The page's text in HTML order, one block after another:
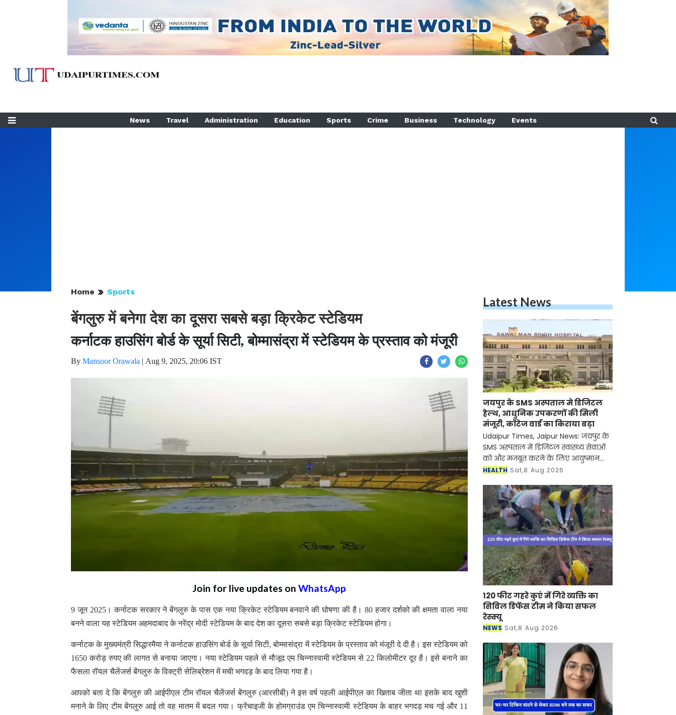
News Travel Administration Education Sports Crime Business Technology Events
Home Sports
बेंगलुरु में बनेगा देश का दूसरा सबसे बड़ा क्रिकेट स्टेडियम
कर्नाटक हाउसिंग बोर्ड के सूर्या सिटी, बोम्मासंद्रा में स्टेडियम के प्रस्ताव को मंजूरी
By Mansoor Orawala | Aug 9, 2025, 20:06 IST
Join for live updates on WhatsApp
9 जून 2025। कर्नाटक सरकार ने बेंगलुरु के पास एक नया क्रिकेट स्टेडियम बनवाने की घोषणा की है। 80 हजार दर्शको की क्षमता वाला नया
बनने वाला यह स्टेडियम अहमदाबाद के नरेंद्र मोदी स्टेडियम के बाद देश का दूसरा सबसे बड़ा क्रिकेट स्टेडियम होगा।
कर्नाटक के मुख्यमंत्री सिद्धारमैया ने कर्नाटक हाउसिंग बोर्ड के सूर्या सिटी, बोम्मासंद्रा में स्टेडियम के प्रस्ताव को मंजूरी दे दी है। इस स्टेडियम को
1650 करोड़ रुपए की लागत से बनाया जाएगा। नया स्टेडियम पहले से मौजूद एम चिन्नास्वामी स्टेडियम से 22 किलोमीटर दूर है। इसे बनाने का
फैसला रॉयल चैलेंजर्स बेंगलुरु के विक्ट्री सेलिब्रेशन में मची भगदड़ के बाद लिया गया है।
आपको बता दे कि बेंगलुरु की आईपीएल टीम रॉयल चैलेंजर्स बेंगलुरु (आरसीबी) ने इस वर्ष पहली आईपीएल का खिताब जीता था इसके बाद खुशी
मनाने के लिए टीम बेंगलुरु आई तो वह मातम में बदल गया। फ्रेंचाइजी के होमग्राउंड एम चिन्नास्वामी स्टेडियम के बाहर भगदड़ मच गई और 11
Latest News
जयपुर के SMS अस्पताल मे डिजिटल
हेल्थ, आधुनिक उपकरणों की मिली
मंजूरी, कॉटेज वार्ड का किराया बढ़ा
Udaipur Times, Jaipur News: जयपुर के
SMS अस्पताल में डिजिटल स्वास्थ्य सेवाओं
को और मजबूत करने के लिए आयुष्मान
भारत डिजिटल मिशन की डिजिटल हेल्थ
अधिक मूल्य के न
HEALTH Sat,8 Aug 2026
120 फीट गहरे कुएं में गिरे व्यक्ति का
सिविल डिफेंस टीम ने किया सफल
रेस्क्यू
NEWS Sat,8 Aug 2026